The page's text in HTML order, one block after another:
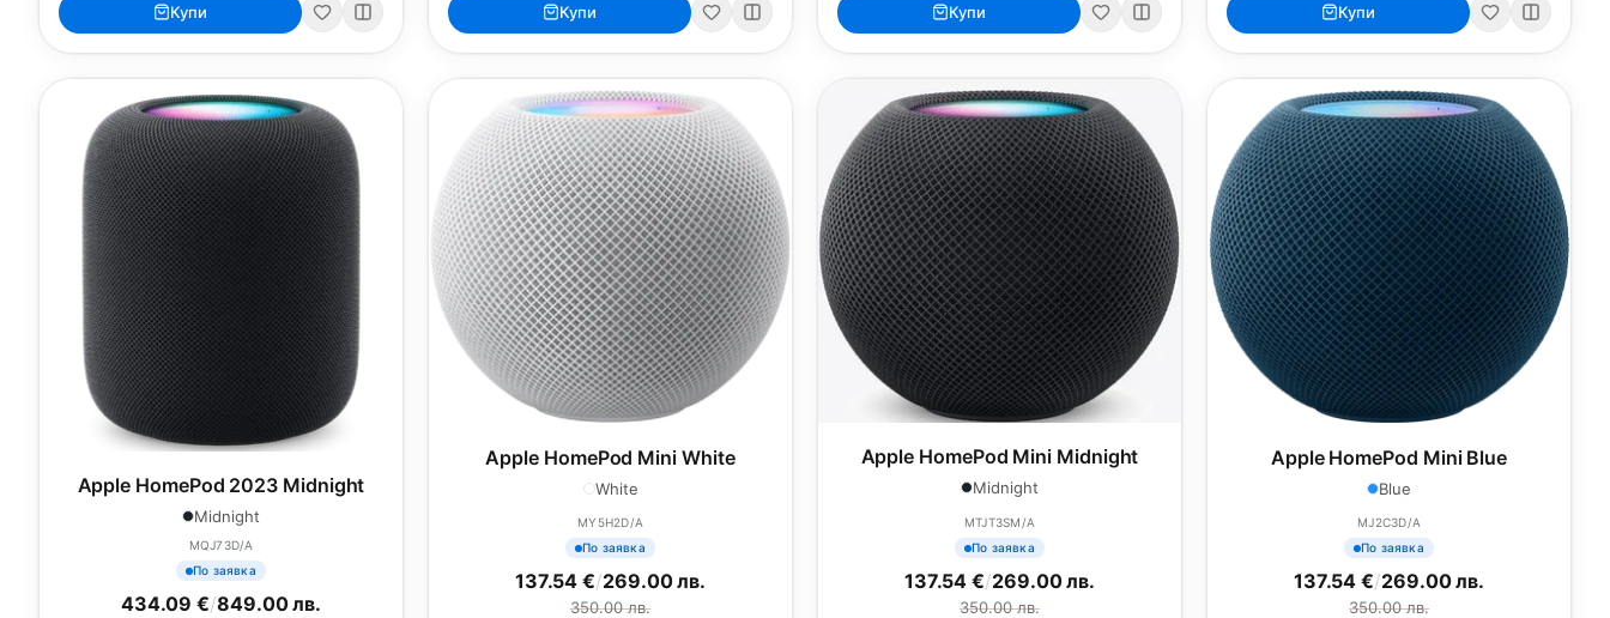
Купи Купи Купи Купи
Apple HomePod 2023 Midnight
Midnight
MQJ73D/A
По заявка
434.09 €/849.00 лв.
Apple HomePod Mini White
White
MY5H2D/A
По заявка
137.54 €/269.00 лв.
350.00 лв.
Apple HomePod Mini Midnight
Midnight
MTJT3SM/A
По заявка
137.54 €/269.00 лв.
350.00 лв.
Apple HomePod Mini Blue
Blue
MJ2C3D/A
По заявка
137.54 €/269.00 лв.
350.00 лв.